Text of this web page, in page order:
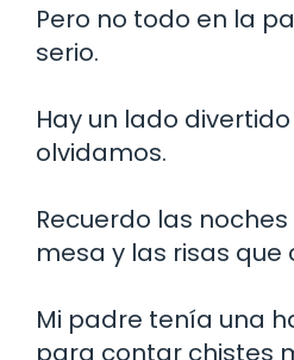
Pero no todo en la
serio.
Hay un lado
olvidamos.
Recuerdo las
mesa y las risas
Mi padre tenía una
para contar chistes